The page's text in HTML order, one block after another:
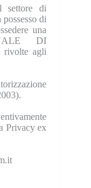
settore di
di
una
DI
rivolte agli
Privacy ex